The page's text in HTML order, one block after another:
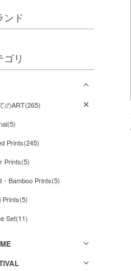
ンド
ゴリ
のART(265)
Prints(245)
Prints(5)
・Bamboo Prints(5)
Prints(5)
Set(11)